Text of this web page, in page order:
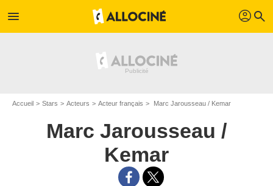
menu profil search
Accueil Stars Acteurs Acteur français Marc Jarousseau / Kemar
Marc Jarousseau /
Kemar